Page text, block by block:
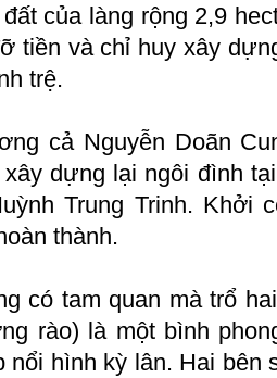
của làng rộng 2,9
tiền và chỉ huy xây
trệ.
cả Nguyễn Doãn
dựng lại ngôi đình
Trung Trinh. Khởi
thành.
có tam quan mà trổ
rào) là một bình
nổi hình kỳ lân. Hai bên